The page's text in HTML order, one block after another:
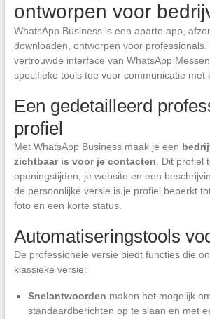
ontworpen voor
WhatsApp Business is een aparte app,
downloaden, ontworpen voor professionals.
vertrouwde interface van WhatsApp
specifieke tools toe voor communicatie met
Een gedetailleerd
profiel
Met WhatsApp Business maak je een
zichtbaar is voor je contacten . Dit profiel
openingstijden, je website en een
de persoonlijke versie is je profiel beperkt
foto en een korte status.
Automatiseringstools
De professionele versie biedt functies die
klassieke versie:
Snelantwoorden maken het mogelijk
standaardberichten op te slaan en met